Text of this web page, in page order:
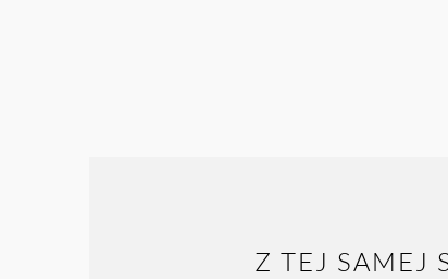
Z TEJ SAMEJ